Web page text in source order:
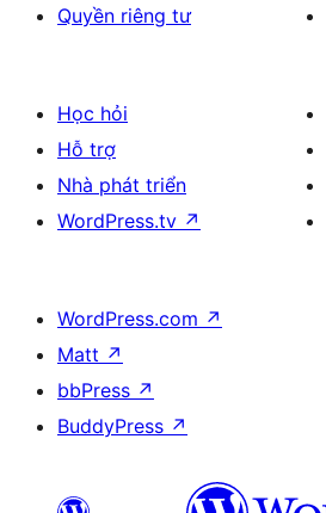
Quyền riêng tư
Học hỏi
Hỗ trợ
Nhà phát triển
WordPress.tv ↗
WordPress.com ↗
Matt ↗
bbPress ↗
BuddyPress ↗